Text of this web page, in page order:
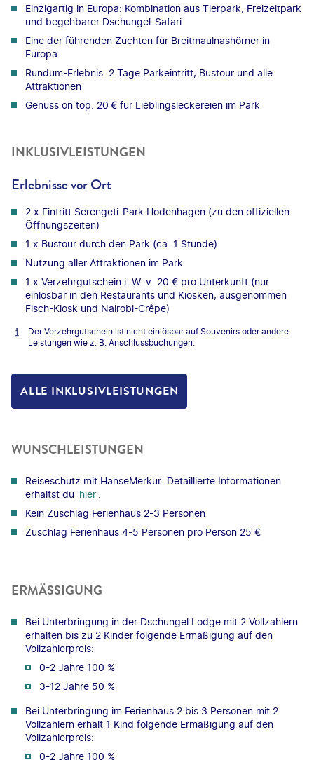
Einzigartig in Europa: Kombination aus Tierpark, Freizeitpark
und begehbarer Dschungel-Safari
Eine der führenden Zuchten für Breitmaulnashörner in
Europa
Rundum-Erlebnis: 2 Tage Parkeintritt, Bustour und alle
Attraktionen
Genuss on top: 20 € für Lieblingsleckereien im Park
INKLUSIVLEISTUNGEN
Erlebnisse vor Ort
2 x Eintritt Serengeti-Park Hodenhagen (zu den offiziellen
Öffnungszeiten)
1 x Bustour durch den Park (ca. 1 Stunde)
Nutzung aller Attraktionen im Park
1 x Verzehrgutschein i. W. v. 20 € pro Unterkunft (nur
einlösbar in den Restaurants und Kiosken, ausgenommen
Fisch-Kiosk und Nairobi-Crêpe)
Der Verzehrgutschein ist nicht einlösbar auf Souvenirs oder andere
Leistungen wie z. B. Anschlussbuchungen.
ALLE INKLUSIVLEISTUNGEN
WUNSCHLEISTUNGEN
Reiseschutz mit HanseMerkur: Detaillierte Informationen
erhältst du hier
Kein Zuschlag Ferienhaus 2-3 Personen
Zuschlag Ferienhaus 4-5 Personen pro Person 25 €
ERMÄSSIGUNG
Bei Unterbringung in der Dschungel Lodge mit 2 Vollzahlern
erhalten bis zu 2 Kinder folgende Ermäßigung auf den
Vollzahlerpreis:
0-2 Jahre 100 %
3-12 Jahre 50 %
Bei Unterbringung im Ferienhaus 2 bis 3 Personen mit 2
Vollzahlern erhält 1 Kind folgende Ermäßigung auf den
Vollzahlerpreis:
0-2 Jahre 100 %